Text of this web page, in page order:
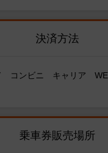
決済方法
コンビニ キャリア
乗車券販売場所